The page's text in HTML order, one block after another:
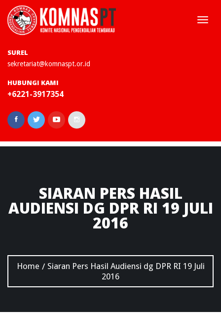
SUREL
sekretariat@komnaspt.or.id
HUBUNGI KAMI
+6221-3917354
SIARAN PERS HASIL
AUDIENSI DG DPR RI 19 JULI
2016
Home / Siaran Pers Hasil Audiensi dg DPR RI 19 Juli
2016